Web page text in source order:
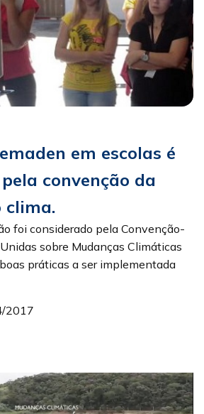
em escolas é
convenção da
clima.
foi considerado pela Convenção-
sobre Mudanças Climáticas
práticas a ser implementada
2017